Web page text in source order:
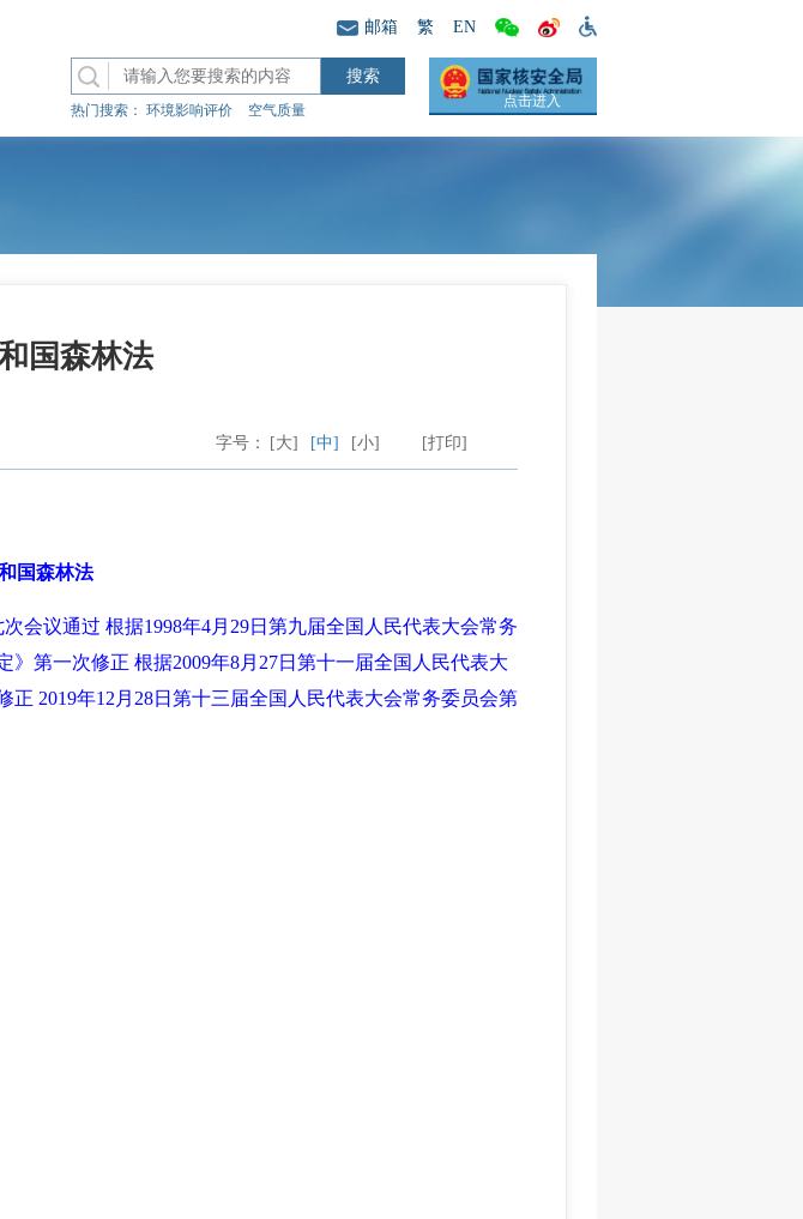
邮箱 繁 EN
热门搜索： 环境影响评价 空气质量
点击进入
国森林法
[打印]
字号： [大] [中] [小]
国森林法
会议通过 根据1998年4月29日第九届全国人民代表大会常务
第一次修正 根据2009年8月27日第十一届全国人民代表大
2019年12月28日第十三届全国人民代表大会常务委员会第